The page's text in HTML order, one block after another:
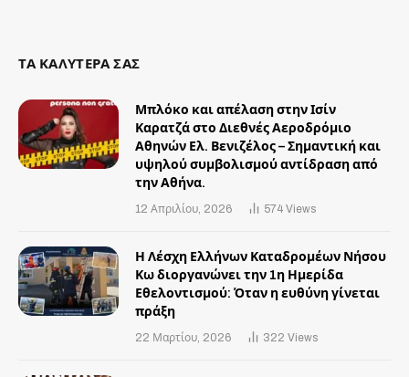
ΤΑ ΚΑΛΥΤΕΡΑ ΣΑΣ
Μπλόκο και απέλαση στην Ισίν
Καρατζά στο Διεθνές Αεροδρόμιο
Αθηνών Ελ. Βενιζέλος – Σημαντική και
υψηλού συμβολισμού αντίδραση από
την Αθήνα.
12 Απριλίου, 2026 574 Views
Η Λέσχη Ελλήνων Καταδρομέων Νήσου
Κω διοργανώνει την 1η Ημερίδα
Εθελοντισμού: Όταν η ευθύνη γίνεται
πράξη
22 Μαρτίου, 2026 322 Views